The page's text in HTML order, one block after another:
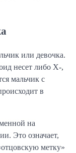
или девочка.
несет либо X-,
мальчик с
в
на
Это означает,
метку»